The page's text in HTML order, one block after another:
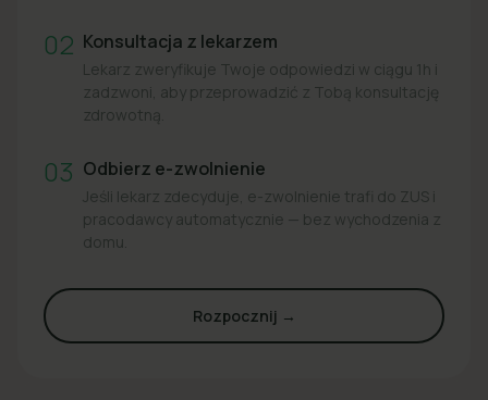
02 Konsultacja z lekarzem
Lekarz zweryfikuje Twoje odpowiedzi w ciągu 1h i
zadzwoni, aby przeprowadzić z Tobą konsultację
zdrowotną.
03 Odbierz e-zwolnienie
Jeśli lekarz zdecyduje, e-zwolnienie trafi do ZUS i
pracodawcy automatycznie — bez wychodzenia z
domu.
Rozpocznij →